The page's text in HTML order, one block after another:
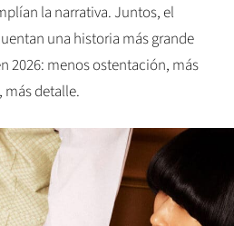
la narrativa. Juntos, el
una historia más grande
2026: menos ostentación, más
detalle.